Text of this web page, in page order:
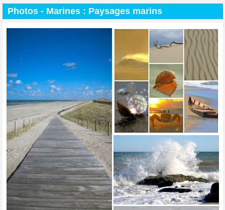
Photos - Marines : Paysages marins